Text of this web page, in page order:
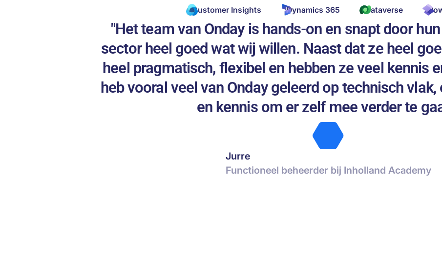
Customer Insights Dynamics 365 Dataverse
"Het team van Onday is hands-on en snapt door
sector heel goed wat wij willen. Naast dat ze heel
heel pragmatisch, flexibel en hebben ze veel kennis
heb vooral veel van Onday geleerd op technisch vlak,
en kennis om er zelf mee verder te
Jurre
Functioneel beheerder bij Inholland Academy